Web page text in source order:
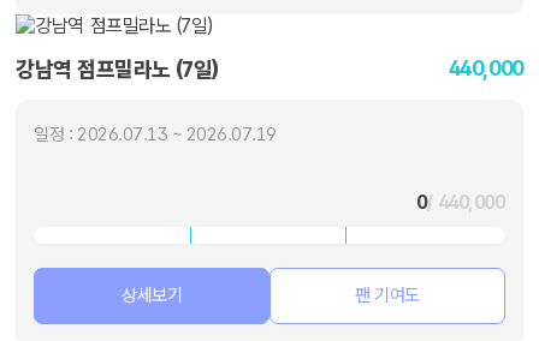
강남역 점프밀라노 (7일) 440,000
일정 : 2026.07.13 ~ 2026.07.19
0/ 440,000
상세보기 팬 기여도